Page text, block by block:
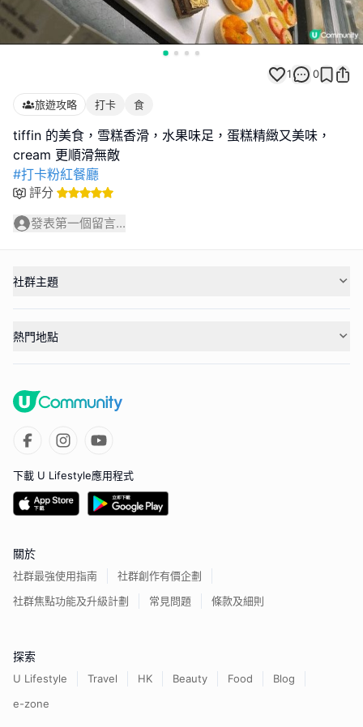
1 0
旅遊攻略 打卡 食
tiffin 的美食，雪糕香滑，水果味足，蛋糕精緻又美味，
#打卡粉紅餐廳
評分
發表第一個留言...
社群主題
熱門地點
下載 U Lifestyle應用程式
關於
社群最強使用指南
社群創作有價企劃
社群焦點功能及升級計劃
常見問題 條款及細則
探索
U Lifestyle Travel HK Beauty Food
Blog
e-zone